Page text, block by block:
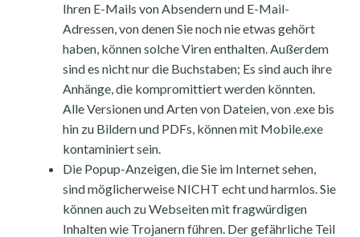
Ihren E-Mails von Absendern und E-Mail-
Adressen, von denen Sie noch nie etwas gehört
haben, können solche Viren enthalten. Außerdem
sind es nicht nur die Buchstaben; Es sind auch ihre
Anhänge, die kompromittiert werden könnten.
Alle Versionen und Arten von Dateien, von .exe bis
hin zu Bildern und PDFs, können mit Mobile.exe
kontaminiert sein.
Die Popup-Anzeigen, die Sie im Internet sehen,
sind möglicherweise NICHT echt und harmlos. Sie
können auch zu Webseiten mit fragwürdigen
Inhalten wie Trojanern führen. Der gefährliche Teil